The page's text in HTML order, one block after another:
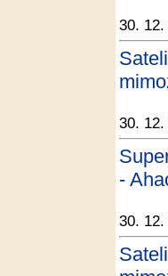
30. 12.
30. 12.
-
30. 12.